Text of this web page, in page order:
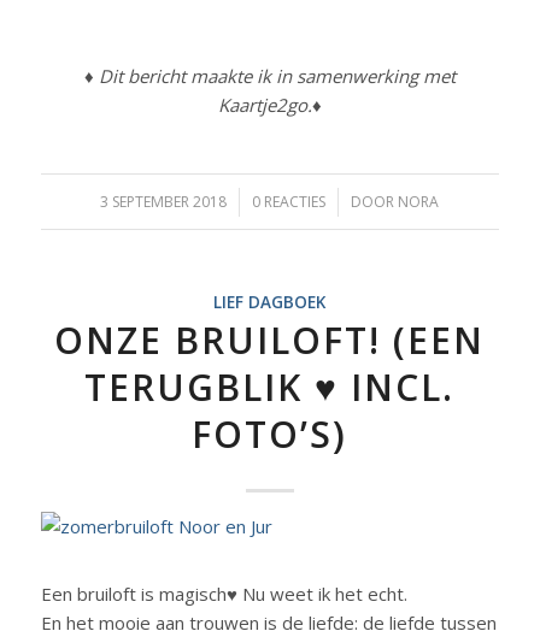
♦ Dit bericht maakte ik in samenwerking met
Kaartje2go.♦
3 SEPTEMBER 2018
/ 0 REACTIES
/ DOOR NORA
LIEF DAGBOEK
ONZE BRUILOFT! (EEN
TERUGBLIK ♥ INCL.
FOTO’S)
Een bruiloft is magisch♥ Nu weet ik het echt.
En het mooie aan trouwen is de liefde: de liefde tussen